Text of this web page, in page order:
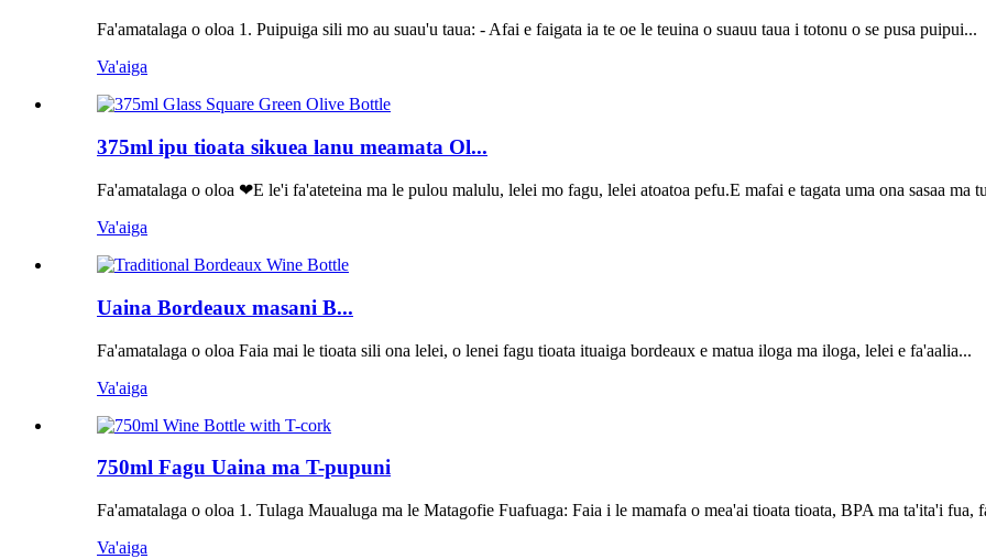
Fa'amatalaga o oloa 1. Puipuiga sili mo au suau'u taua: - Afai e faigata ia te oe le teuina o suauu taua i totonu o se pusa puipui...
Va'aiga
375ml ipu tioata sikuea lanu meamata Ol...
Fa'amatalaga o oloa ❤E le'i fa'ateteina ma le pulou malulu, lelei mo fagu, lelei atoatoa pefu.E mafai e tagata uma ona sasaa ma
Va'aiga
Uaina Bordeaux masani B...
Fa'amatalaga o oloa Faia mai le tioata sili ona lelei, o lenei fagu tioata ituaiga bordeaux e matua iloga ma iloga, lelei e fa'aalia...
Va'aiga
750ml Fagu Uaina ma T-pupuni
Fa'amatalaga o oloa 1. Tulaga Maualuga ma le Matagofie Fuafuaga: Faia i le mamafa o mea'ai tioata tioata, BPA ma ta'ita'i fua,
Va'aiga